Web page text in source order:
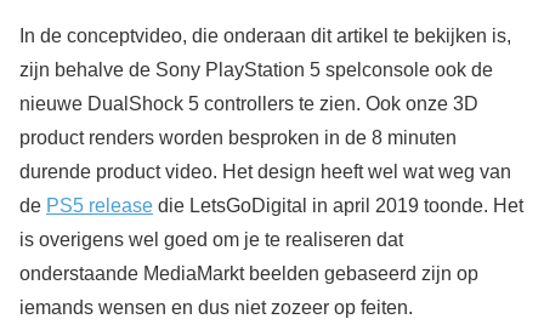
In de conceptvideo, die onderaan dit artikel te bekijken is,
zijn behalve de Sony PlayStation 5 spelconsole ook de
nieuwe DualShock 5 controllers te zien. Ook onze 3D
product renders worden besproken in de 8 minuten
durende product video. Het design heeft wel wat weg van
de PS5 release die LetsGoDigital in april 2019 toonde. Het
is overigens wel goed om je te realiseren dat
onderstaande MediaMarkt beelden gebaseerd zijn op
iemands wensen en dus niet zozeer op feiten.